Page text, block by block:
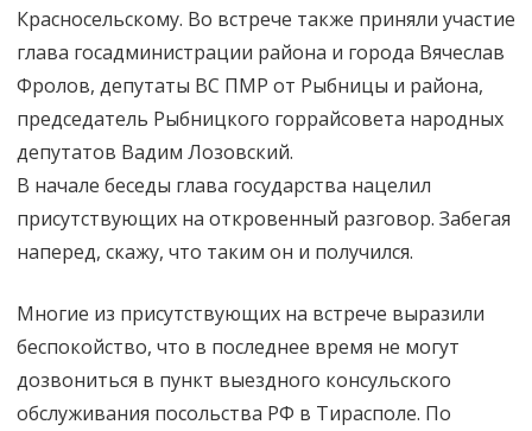
Красносельскому. Во встрече также приняли участие
глава госадминистрации района и города Вячеслав
Фролов, депутаты ВС ПМР от Рыбницы и района,
председатель Рыбницкого горрайсовета народных
депутатов Вадим Лозовский.
В начале беседы глава государства нацелил
присутствующих на откровенный разговор. Забегая
наперед, скажу, что таким он и получился.
Многие из присутствующих на встрече выразили
беспокойство, что в последнее время не могут
дозвониться в пункт выездного консульского
обслуживания посольства РФ в Тирасполе. По